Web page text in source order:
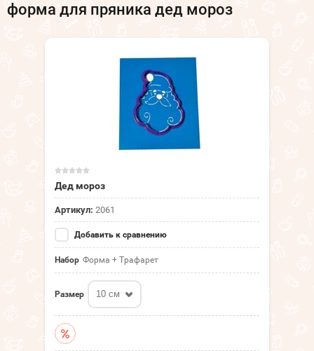
форма для пряника дед мороз
Дед мороз
Артикул: 2061
Добавить к сравнению
Набор Форма + Трафарет
Размер 10 см